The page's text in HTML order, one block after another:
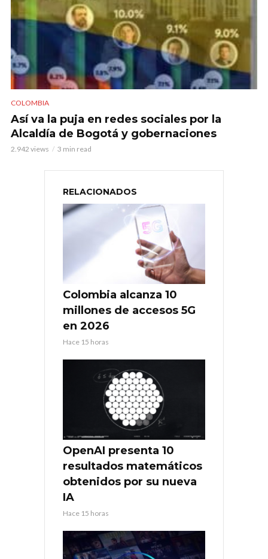
COLOMBIA
Así va la puja en redes sociales por la
Alcaldía de Bogotá y gobernaciones
2.942 views 3 min read
RELACIONADOS
Colombia alcanza 10
millones de accesos 5G
en 2026
Hace 15 horas
OpenAI presenta 10
resultados matemáticos
obtenidos por su nueva
IA
Hace 15 horas